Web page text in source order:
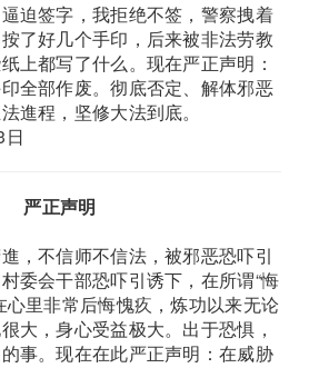
迫签字，我拒绝不签，警察拽着
了好几个手印，后来被非法劳教
上都写了什么。现在严正声明：
全部作废。彻底否定、解体邪恶
進程，坚修大法到底。
严正声明
，不信师不信法，被邪恶恐吓引
委会干部恐吓引诱下，在所谓“悔
心里非常后悔愧疚，炼功以来无论
大，身心受益极大。出于恐惧，
事。现在在此严正声明：在威胁